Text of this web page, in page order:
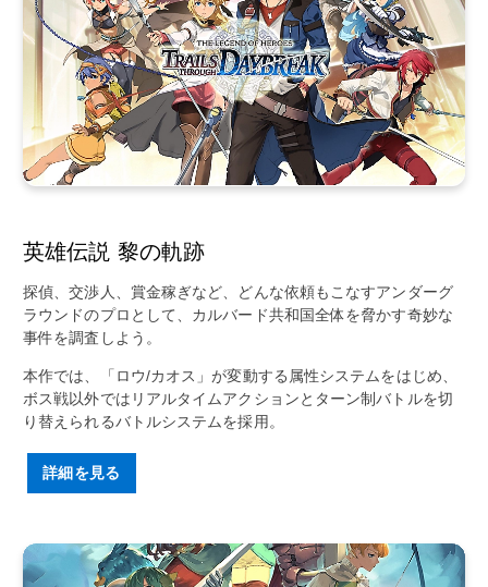
英雄伝説 黎の軌跡
探偵、交渉人、賞金稼ぎなど、どんな依頼もこなすアンダーグ
ラウンドのプロとして、カルバード共和国全体を脅かす奇妙な
事件を調査しよう。
本作では、「ロウ/カオス」が変動する属性システムをはじめ、
ボス戦以外ではリアルタイムアクションとターン制バトルを切
り替えられるバトルシステムを採用。
詳細を見る